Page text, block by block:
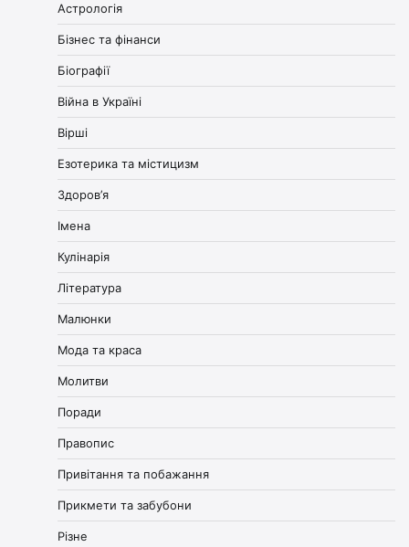
Астрологія
Бізнес та фінанси
Біографії
Війна в Україні
Вірші
Езотерика та містицизм
Здоров’я
Імена
Кулінарія
Література
Малюнки
Мода та краса
Молитви
Поради
Правопис
Привітання та побажання
Прикмети та забубони
Різне